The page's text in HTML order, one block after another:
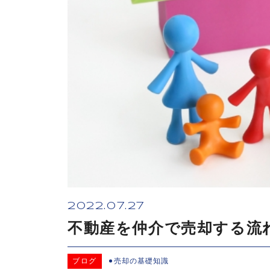
2022.07.27
不動産を仲介で売却する流
ブログ 売却の基礎知識